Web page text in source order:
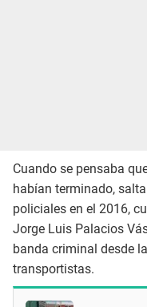
Cuando se pensaba
habían terminado,
policiales en el 2016,
Jorge Luis Palacios
banda criminal desde
transportistas.